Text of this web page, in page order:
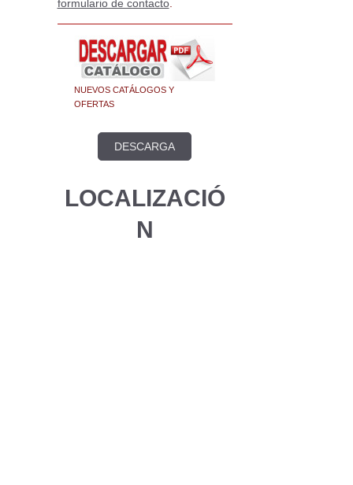
formulario de contacto.
NUEVOS CATÁLOGOS Y
OFERTAS
DESCARGA
LOCALIZACIÓ
N